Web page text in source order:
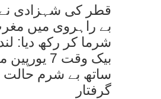
قطر کی شہزادی
بے راہروی میں
شرما کر رکھ دیا:
بیک وقت 7
ساتھ بے شرم حالت
گرفتار